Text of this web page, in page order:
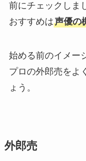
前にチェックしま
おすすめは声優の
始める前のイメー
プロの外郎売をよ
ょう。
外郎売